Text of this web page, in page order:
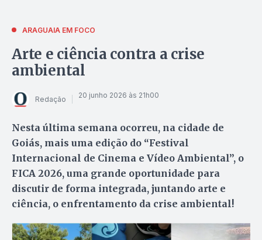
ARAGUAIA EM FOCO
Arte e ciência contra a crise
ambiental
Redação 20 junho 2026 às 21h00
Nesta última semana ocorreu, na cidade de
Goiás, mais uma edição do “Festival
Internacional de Cinema e Vídeo Ambiental”, o
FICA 2026, uma grande oportunidade para
discutir de forma integrada, juntando arte e
ciência, o enfrentamento da crise ambiental!